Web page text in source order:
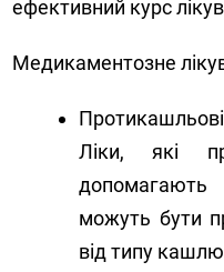
ефективний курс
Медикаментозне
Ліки, які
можуть бути
від типу